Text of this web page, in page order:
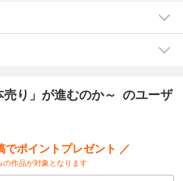
り」が進むのか～ のユーザ
でポイントプレゼント ／
の作品が対象となります